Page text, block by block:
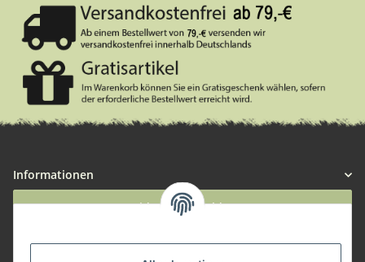
Informationen
Widerruf anmelden